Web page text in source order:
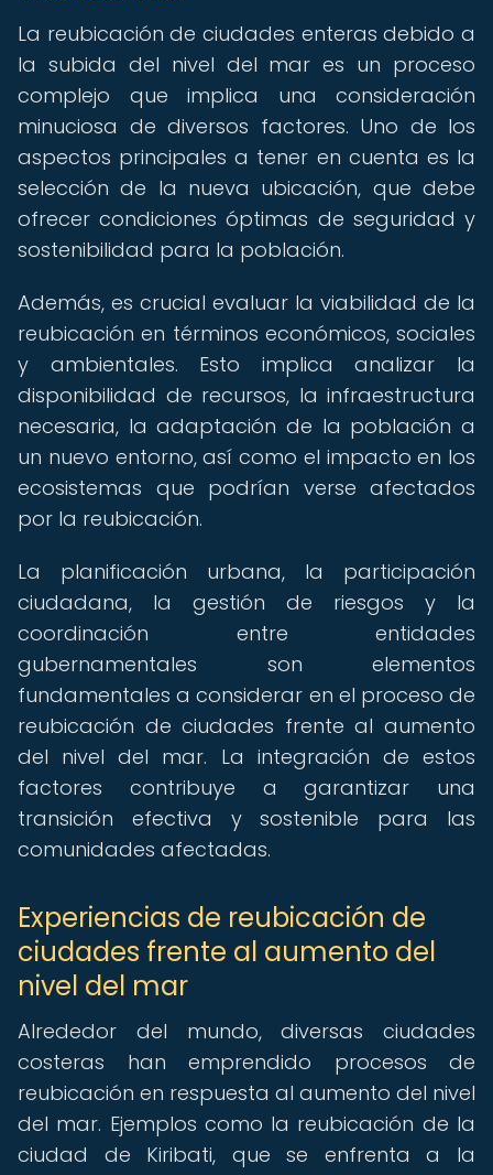
La reubicación de ciudades enteras debido a
la subida del nivel del mar es un proceso
complejo que implica una consideración
minuciosa de diversos factores. Uno de los
aspectos principales a tener en cuenta es la
selección de la nueva ubicación, que debe
ofrecer condiciones óptimas de seguridad y
sostenibilidad para la población.
Además, es crucial evaluar la viabilidad de la
reubicación en términos económicos, sociales
y ambientales. Esto implica analizar la
disponibilidad de recursos, la infraestructura
necesaria, la adaptación de la población a
un nuevo entorno, así como el impacto en los
ecosistemas que podrían verse afectados
por la reubicación.
La planificación urbana, la participación
ciudadana, la gestión de riesgos y la
coordinación entre entidades
gubernamentales son elementos
fundamentales a considerar en el proceso de
reubicación de ciudades frente al aumento
del nivel del mar. La integración de estos
factores contribuye a garantizar una
transición efectiva y sostenible para las
comunidades afectadas.
Experiencias de reubicación de
ciudades frente al aumento del
nivel del mar
Alrededor del mundo, diversas ciudades
costeras han emprendido procesos de
reubicación en respuesta al aumento del nivel
del mar. Ejemplos como la reubicación de la
ciudad de Kiribati, que se enfrenta a la